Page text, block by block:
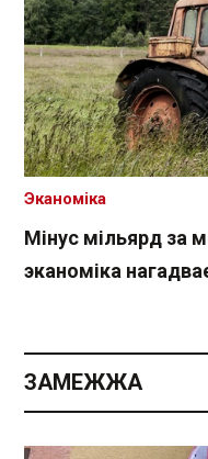
Мінус мільярд за
эканоміка
Эканоміка
ЗАМЕЖЖА